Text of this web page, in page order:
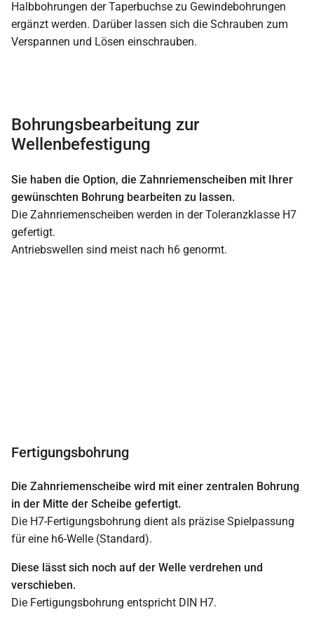
Halbbohrungen der Taperbuchse zu Gewindebohrungen
ergänzt werden. Darüber lassen sich die Schrauben zum
Verspannen und Lösen einschrauben.
Bohrungsbearbeitung zur
Wellenbefestigung
Sie haben die Option, die Zahnriemenscheiben mit Ihrer
gewünschten Bohrung bearbeiten zu lassen.
Die Zahnriemenscheiben werden in der Toleranzklasse H7
gefertigt.
Antriebswellen sind meist nach h6 genormt.
Fertigungsbohrung
Die Zahnriemenscheibe wird mit einer zentralen Bohrung
in der Mitte der Scheibe gefertigt.
Die H7-Fertigungsbohrung dient als präzise Spielpassung
für eine h6-Welle (Standard).
Diese lässt sich noch auf der Welle verdrehen und
verschieben.
Die Fertigungsbohrung entspricht DIN H7.